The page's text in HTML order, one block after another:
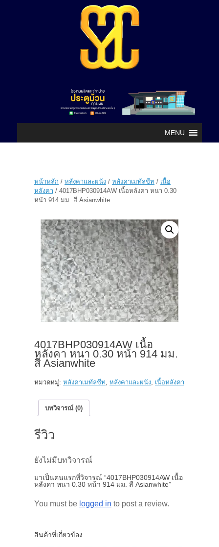
MENU
หน้าหลัก / หลังคาและผนัง / หลังคาเมทัลชีท / เนื้อ
หลังคา / 4017BHP030914AW เนื้อหลังคา หนา 0.30
หน้า 914 มม. สี Asianwhite
4017BHP030914AW เนื้อ
หลังคา หนา 0.30 หน้า 914 มม.
สี Asianwhite
หมวดหมู่: หลังคาเมทัลชีท, หลังคาและผนัง, เนื้อหลังคา
บทวิจารณ์ (0)
รีวิว
ยังไม่มีบทวิจารณ์
มาเป็นคนแรกที่วิจารณ์ “4017BHP030914AW เนื้อ
หลังคา หนา 0.30 หน้า 914 มม. สี Asianwhite”
You must be logged in to post a review.
สินค้าที่เกี่ยวข้อง